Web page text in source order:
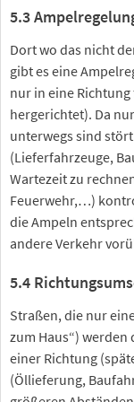
5.3
Dort wo das nicht
gibt es eine
nur in eine
hergerichtet). Da
unterwegs sind
(Lieferfahrzeuge,
Wartezeit zu
Feuerwehr,…)
die Ampeln
andere Verkehr
5.4
Straßen, die nur
zum Haus“)
einer Richtung
(Öllieferung,